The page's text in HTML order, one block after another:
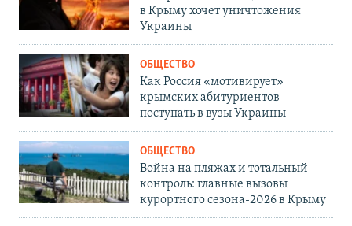
в Крыму хочет уничтожения
Украины
ОБЩЕСТВО
Как Россия «мотивирует»
крымских абитуриентов
поступать в вузы Украины
ОБЩЕСТВО
Война на пляжах и тотальный
контроль: главные вызовы
курортного сезона-2026 в Крыму